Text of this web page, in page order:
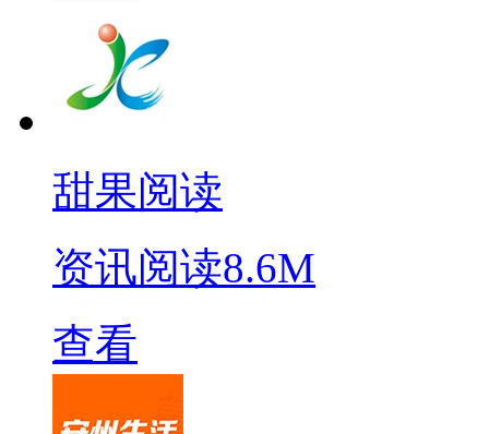
甜果阅读
资讯阅读8.6M
查看